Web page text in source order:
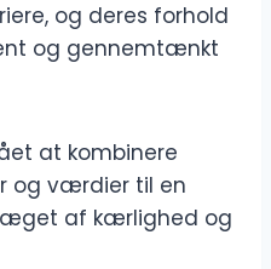
og deres forhold
og gennemtænkt
at kombinere
og værdier til en
af kærlighed og